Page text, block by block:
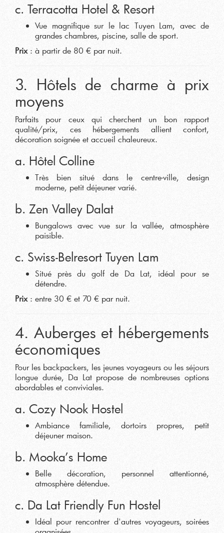
c. Terracotta Hotel & Resort
Vue magnifique sur le lac Tuyen Lam, avec de
grandes chambres, piscine, salle de sport.
Prix: à partir de 80 € par nuit.
3. Hôtels de charme à prix
moyens
Parfaits pour ceux qui cherchent un bon rapport
qualité/prix, ces hébergements allient confort,
décoration soignée et accueil chaleureux.
a. Hôtel Colline
Très bien situé dans le centre-ville, design
moderne, petit déjeuner varié.
b. Zen Valley Dalat
Bungalows avec vue sur la vallée, atmosphère
paisible.
c. Swiss-Belresort Tuyen Lam
Situé près du golf de Da Lat, idéal pour se
détendre.
Prix: entre 30 € et 70 € par nuit.
4. Auberges et hébergements
économiques
Pour les backpackers, les jeunes voyageurs ou les séjours
longue durée, Da Lat propose de nombreuses options
abordables et conviviales.
a. Cozy Nook Hostel
Ambiance familiale, dortoirs propres, petit
déjeuner maison.
b. Mooka’s Home
Belle décoration, personnel attentionné,
atmosphère détendue.
c. Da Lat Friendly Fun Hostel
Idéal pour rencontrer d'autres voyageurs, soirées